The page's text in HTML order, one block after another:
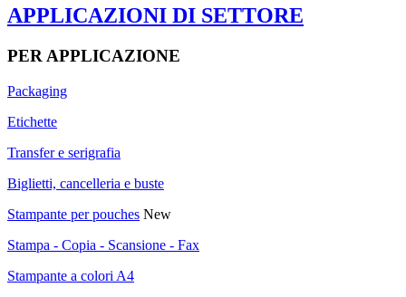
APPLICAZIONI DI SETTORE
PER APPLICAZIONE
Packaging
Etichette
Transfer e serigrafia
Biglietti, cancelleria e buste
Stampante per pouches New
Stampa - Copia - Scansione - Fax
Stampante a colori A4